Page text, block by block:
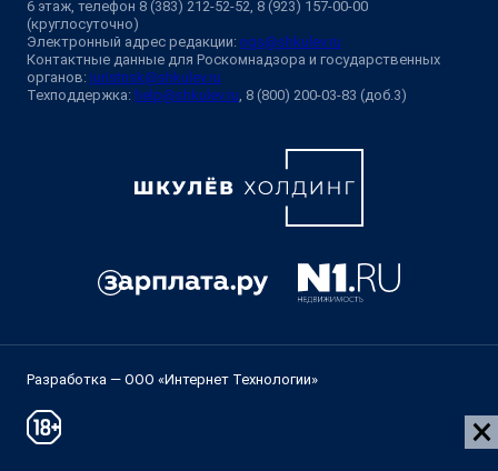
6 этаж, телефон 8 (383) 212-52-52, 8 (923) 157-00-00
(круглосуточно)
Электронный адрес редакции: ngs@shkulev.ru
Контактные данные для Роскомнадзора и государственных
органов: juristnsk@shkulev.ru
Техподдержка: help@shkulev.ru , 8 (800) 200-03-83 (доб.3)
Разработка — ООО «Интернет Технологии»